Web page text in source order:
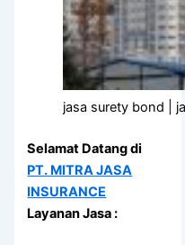
jasa surety bond |
Selamat Datang di
PT. MITRA JASA
INSURANCE
Layanan Jasa :